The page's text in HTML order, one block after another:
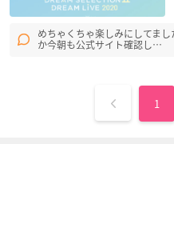
めちゃくちゃ楽しみにしてま
か今朝も公式サイト確認し…
1